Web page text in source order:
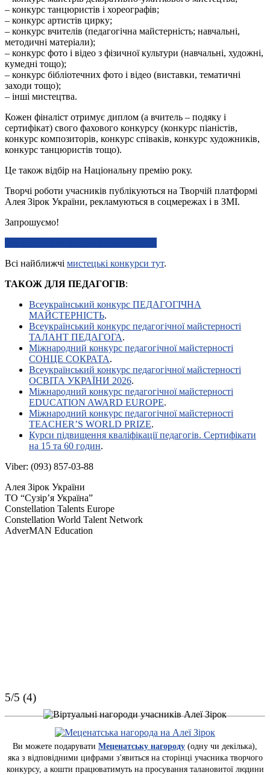
– конкурс танцюристів і хореографів;
– конкурс артистів цирку;
– конкурс вчителів (педагогічна майстерність; навчальні,
методичні матеріали);
– конкурс фото і відео з фізичної культури (навчальні, художні,
кумедні тощо);
– конкурс бібліотечних фото і відео (виставки, тематичні
заходи тощо);
– інші мистецтва.
Кожен фіналіст отримує диплом (а вчитель – подяку і
сертифікат) свого фахового конкурсу (конкурс піаністів,
конкурс композиторів, конкурс співаків, конкурс художників,
конкурс танцюристів тощо).
Це також відбір на Національну премію року.
Творчі роботи учасників публікуються на Творчій платформі
Алея Зірок України, рекламуються в соцмережах і в ЗМІ.
Запрошуємо!
Всі найближчі мистецькі конкурси тут.
ТАКОЖ ДЛЯ ПЕДАГОГІВ:
Всеукраїнський конкурс ПЕДАГОГІЧНА
МАЙСТЕРНІСТЬ.
Всеукраїнський конкурс педагогічної майстерності
ТАЛАНТ ПЕДАГОГА.
Міжнародний конкурс педагогічної майстерності
СОНЦЕ СОКРАТА.
Всеукраїнський конкурс педагогічної майстерності
ОСВІТА УКРАЇНИ 2026.
Міжнародний конкурс педагогічної майстерності
EDUCATION AWARD EUROPE.
Міжнародний конкурс педагогічної майстерності
TEACHER’S WORLD PRIZE.
Курси підвищення кваліфікації педагогів. Сертифікати
на 15 та 60 годин.
Viber: (093) 857-03-88
Алея Зірок України
ТО “Сузір’я Україна”
Constellation Talents Europe
Constellation World Talent Network
AdverMAN Education
5/5 (4)
Ви можете подарувати Меценатську нагороду (одну чи декілька),
яка з відповідними цифрами з'явиться на сторінці учасника творчого
конкурсу, а кошти працюватимуть на просування талановитої людини